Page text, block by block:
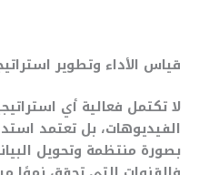
قياس الأداء وتطوير
لا تكتمل فعالية أي
الفيديوهات، بل تعتمد
بصورة منتظمة وتحويل